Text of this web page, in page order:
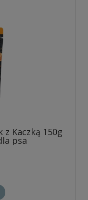
z Kaczką 150g
psa